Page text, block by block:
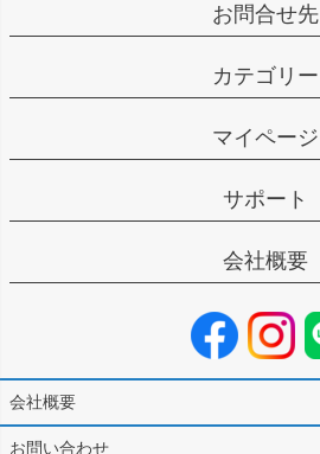
お問合せ先
カテゴリー
マイページ
サポート
会社概要
会社概要
お問い合わせ